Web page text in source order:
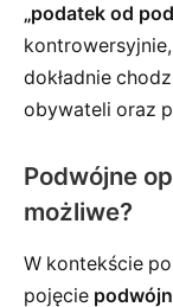
„podatek od
dokładnie
obywateli oraz
Podwójne
możliwe?
W kontekście
pojęcie